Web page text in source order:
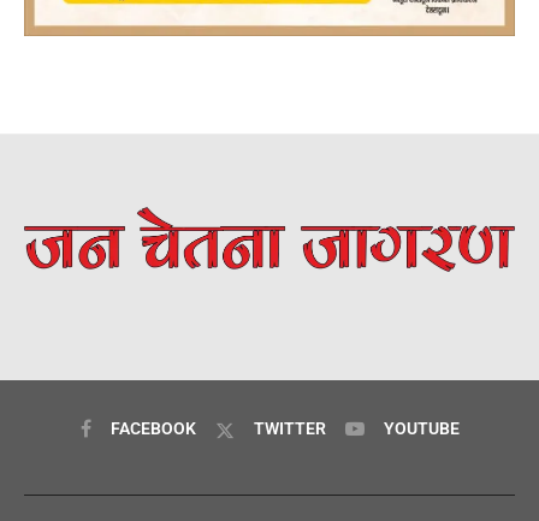
FACEBOOK TWITTER YOUTUBE